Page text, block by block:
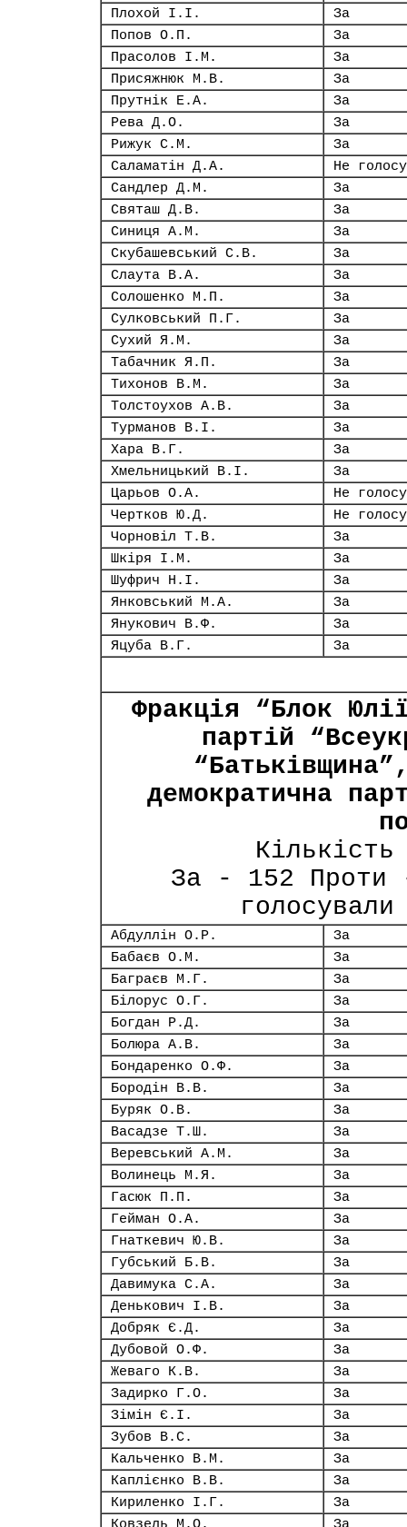
Плохой І.І.
За
Попов О.П.
За
Прасолов І.М.
За
Присяжнюк М.В.
За
Прутнік Е.А.
За
Рева Д.О.
За
Рижук С.М.
За
Саламатін Д.А.
Не
Сандлер Д.М.
За
Святаш Д.В.
За
Синиця А.М.
За
Скубашевський С.В.
За
Слаута В.А.
За
Солошенко М.П.
За
Сулковський П.Г.
За
Сухий Я.М.
За
Табачник Я.П.
За
Тихонов В.М.
За
Толстоухов А.В.
За
Турманов В.І.
За
Хара В.Г.
За
Хмельницький В.І.
За
Царьов О.А.
Не
Чертков Ю.Д.
Не
Чорновіл Т.В.
За
Шкіря І.М.
За
Шуфрич Н.І.
За
Янковський М.А.
За
Янукович В.Ф.
За
Яцуба В.Г.
За
Фракція “Блок
партій
демократична
За - 152 Проти
Абдуллін О.Р.
За
Бабаєв О.М.
За
Баграєв М.Г.
За
Білорус О.Г.
За
Богдан Р.Д.
За
Болюра А.В.
За
Бондаренко О.Ф.
За
Бородін В.В.
За
Буряк О.В.
За
Васадзе Т.Ш.
За
Веревський А.М.
За
Волинець М.Я.
За
Гасюк П.П.
За
Гейман О.А.
За
Гнаткевич Ю.В.
За
Губський Б.В.
За
Давимука С.А.
За
Денькович І.В.
За
Добряк Є.Д.
За
Дубовой О.Ф.
За
Жеваго К.В.
За
Задирко Г.О.
За
Зімін Є.І.
За
Зубов В.С.
За
Кальченко В.М.
За
Каплієнко В.В.
За
Кириленко І.Г.
За